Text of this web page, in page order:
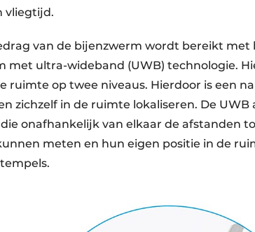
vliegtijd.
van de bijenzwerm wordt bereikt met
met ultra-wideband (UWB) technologie.
ruimte op twee niveaus. Hierdoor is een
zichzelf in de ruimte lokaliseren. De
onafhankelijk van elkaar de afstanden
meten en hun eigen positie in de